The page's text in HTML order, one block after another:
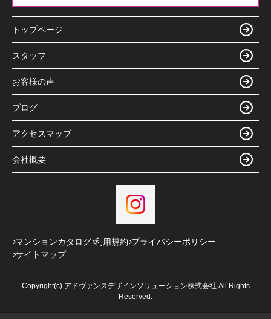
トップページ
スタッフ
お客様の声
ブログ
アクセスマップ
会社概要
マンションカタログ 利用規約 プライバシーポリシー
サイトマップ
Copyright(c) アドヴァンスデザインソリューション株式会社 All Rights
Reserved.